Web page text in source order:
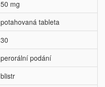
50 mg
potahovaná tableta
30
perorální podání
blistr